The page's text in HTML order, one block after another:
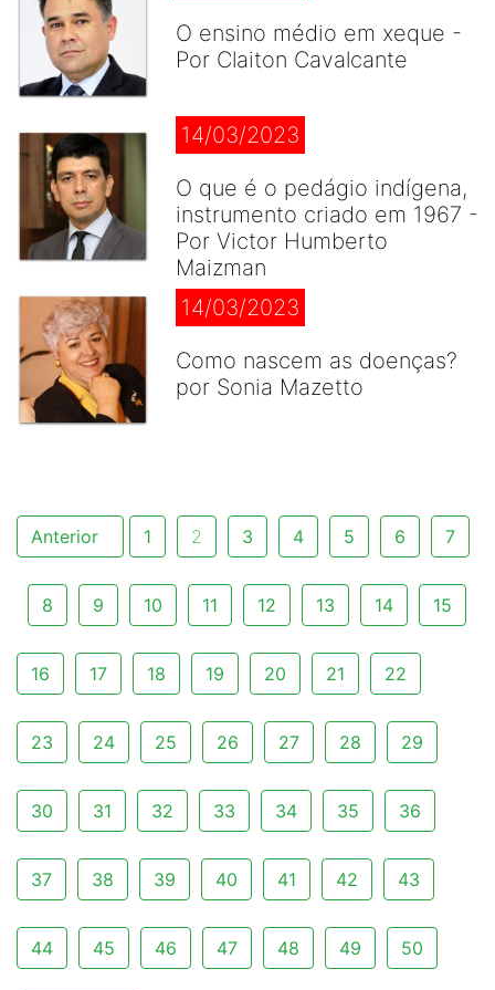
O ensino médio em xeque -
Por Claiton Cavalcante
14/03/2023
O que é o pedágio indígena,
instrumento criado em 1967 -
Por Victor Humberto
Maizman
14/03/2023
Como nascem as doenças?
por Sonia Mazetto
Anterior 1 2 3 4 5 6 7
8 9 10 11 12 13 14 15
16 17 18 19 20 21 22
23 24 25 26 27 28 29
30 31 32 33 34 35 36
37 38 39 40 41 42 43
44 45 46 47 48 49 50